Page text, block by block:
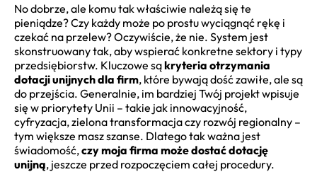
No dobrze, ale komu tak właściwie należą się te
pieniądze? Czy każdy może po prostu wyciągnąć rękę i
czekać na przelew? Oczywiście, że nie. System jest
skonstruowany tak, aby wspierać konkretne sektory i typy
przedsiębiorstw. Kluczowe sąkryteria otrzymania
dotacji unijnych dla firm, które bywają dość zawiłe, ale są
do przejścia. Generalnie, im bardziej Twój projekt wpisuje
się w priorytety Unii – takie jak innowacyjność,
cyfryzacja, zielona transformacja czy rozwój regionalny –
tym większe masz szanse. Dlatego tak ważna jest
świadomość,czy moja firma może dostać dotację
unijną, jeszcze przed rozpoczęciem całej procedury.